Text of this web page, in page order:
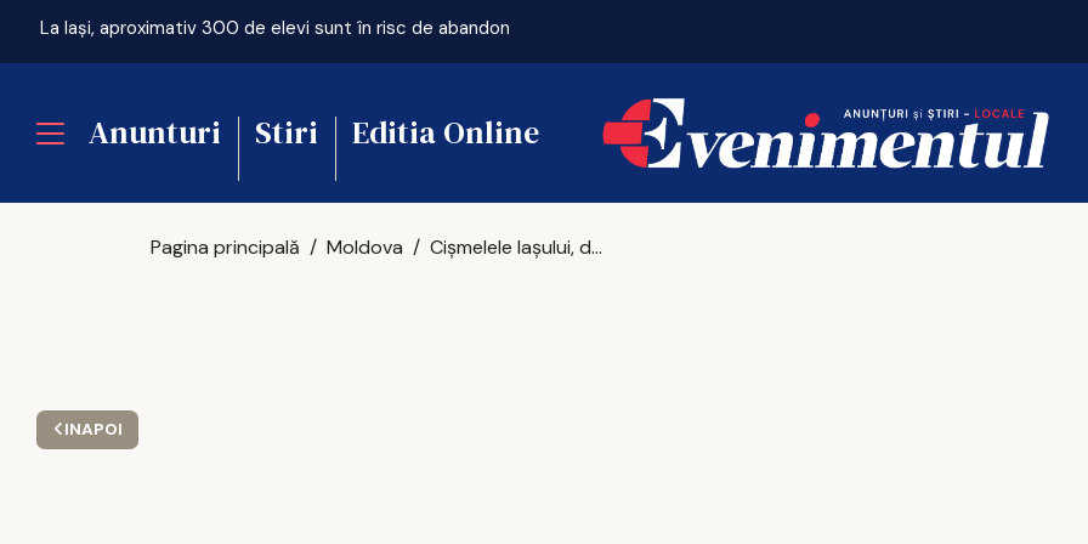
La Iași, aproximativ 300 de elevi sunt în risc de abandon Iașul fierbe în weekend. Vezi unde merită să
Anunturi Stiri Editia Online
INAPOI
Pagina principală Moldova Cișmelele Iașului, demolate!